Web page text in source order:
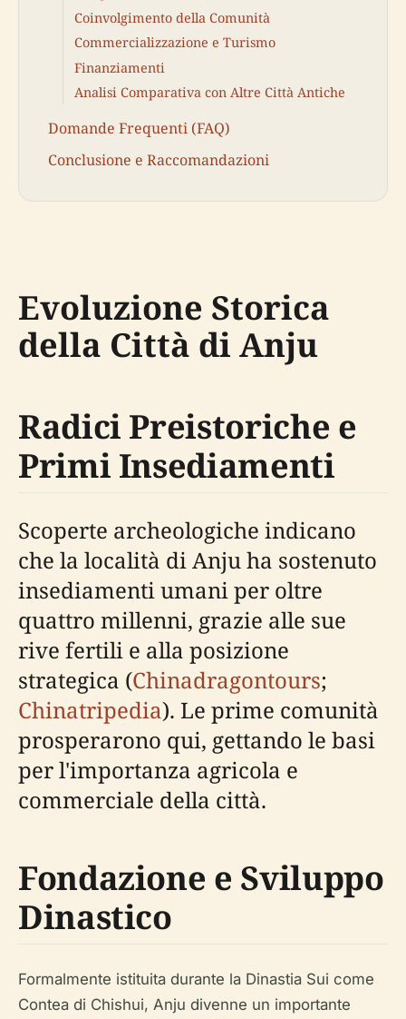
Coinvolgimento della Comunità
Commercializzazione e Turismo
Finanziamenti
Analisi Comparativa con Altre Città Antiche
Domande Frequenti (FAQ)
Conclusione e Raccomandazioni
Evoluzione Storica
della Città di Anju
Radici Preistoriche e
Primi Insediamenti
Scoperte archeologiche indicano
che la località di Anju ha sostenuto
insediamenti umani per oltre
quattro millenni, grazie alle sue
rive fertili e alla posizione
strategica (Chinadragontours;
Chinatripedia). Le prime comunità
prosperarono qui, gettando le basi
per l'importanza agricola e
commerciale della città.
Fondazione e Sviluppo
Dinastico
Formalmente istituita durante la Dinastia Sui come
Contea di Chishui, Anju divenne un importante